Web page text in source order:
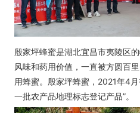
殷家坪蜂蜜是湖北宜昌市夷陵区
风味和药用价值，一直被方圆百
用蜂蜜。殷家坪蜂蜜，2021年4
一批农产品地理标志登记产品”。